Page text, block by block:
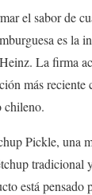
el sabor de
es la
La firma
más reciente
chileno.
Pickle, una
tradicional
está pensado